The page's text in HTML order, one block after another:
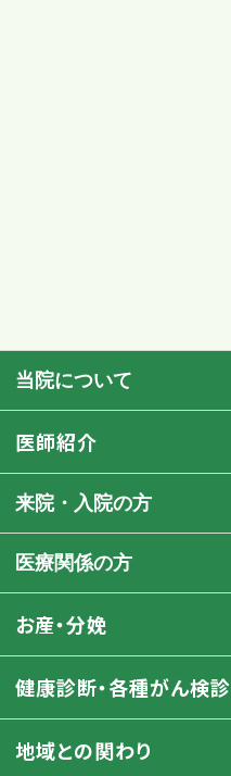
当院について
医師紹介
来院・入院の方
医療関係の方
お産・分娩
健康診断・各種がん検診
地域との関わり